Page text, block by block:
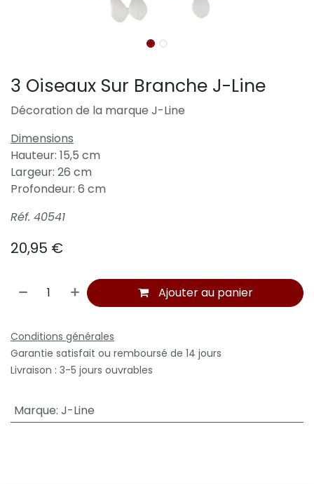
3 Oiseaux Sur Branche J-Line
Décoration de la marque J-Line
Dimensions
Hauteur: 15,5 cm
Largeur: 26 cm
Profondeur: 6 cm
Réf. 40541
20,95 €
Ajouter au panier
Conditions générales
Garantie satisfait ou remboursé de 14 jours
Livraison : 3-5 jours ouvrables
Marque: J-Line